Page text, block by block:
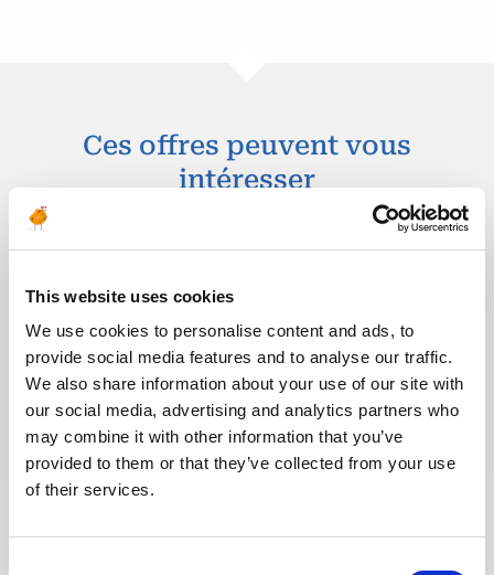
This website uses cookies
We use cookies to personalise content and ads, to
provide social media features and to analyse our traffic.
We also share information about your use of our site with
our social media, advertising and analytics partners who
may combine it with other information that you’ve
provided to them or that they’ve collected from your use
of their services.
Ces offres peuvent vous
intéresser
Mechanical Commissioning
Supervisor
EMIRATS ARABES
UNIS
PÉTROLE & GAZ RÉF : 10536
Team Energy are looking for a – Mechanical